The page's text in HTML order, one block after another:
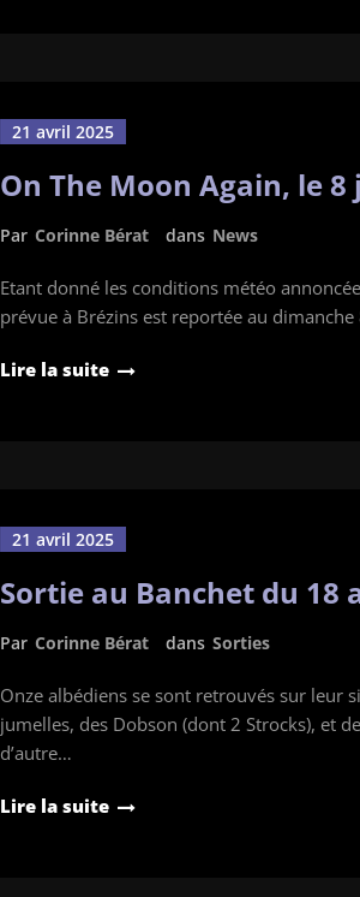
21 avril 2025
On The Moon Again, le
Par Corinne Bérat dans News
Etant donné les conditions météo
prévue à Brézins est reportée au
Lire la suite
21 avril 2025
Sortie au Banchet du 18
Par Corinne Bérat dans Sorties
Onze albédiens se sont retrouvés sur leur
jumelles, des Dobson (dont 2 Strocks), et
d’autre…
Lire la suite